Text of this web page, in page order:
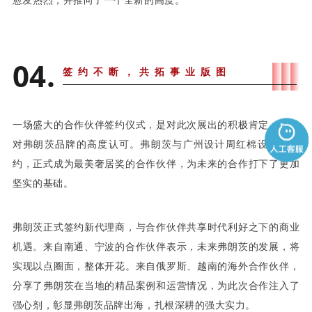
04. 签约不断，共拓事业版图
一场盛大的合作伙伴签约仪式，是对此次展出的积极肯定，也是
对弗朗茨品牌的高度认可。弗朗茨与广州设计周红棉设计奖签
约，正式成为最美奢居奖的合作伙伴，为未来的合作打下了更加
坚实的基础。
弗朗茨正式签约新代理商，与合作伙伴共享时代利好之下的商业
机遇。来自南通、宁波的合作伙伴表示，未来弗朗茨的发展，将
实现以点圈面，整体开花。来自俄罗斯、越南的海外合作伙伴，
分享了弗朗茨在当地的精品案例和运营情况，为此次合作注入了
强心剂，彰显弗朗茨品牌出海，扎根深耕的强大实力。